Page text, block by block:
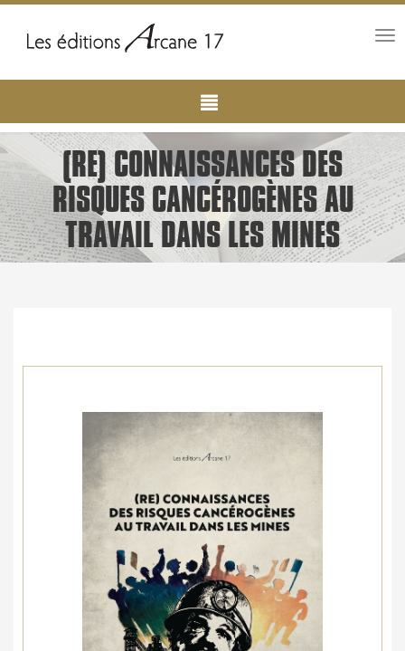
contenu
principal
navigation
(RE) CONNAISSANCES DES
RISQUES CANCÉROGÈNES AU
TRAVAIL DANS LES MINES